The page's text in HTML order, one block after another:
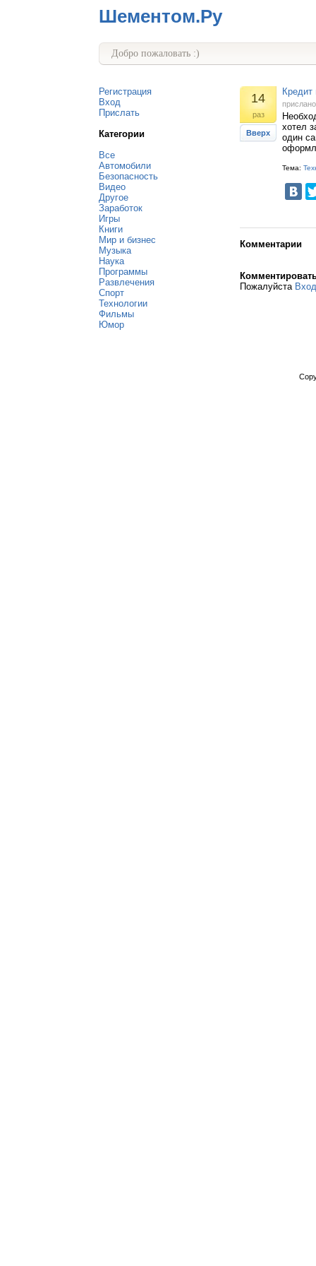
Шементом.Ру
Добро пожаловать :)
Регистрация
Вход
Прислать
Категории
Все
Автомобили
Безопасность
Видео
Другое
Заработок
Игры
Книги
Мир и бизнес
Музыка
Наука
Программы
Развлечения
Спорт
Технологии
Фильмы
Юмор
14
раз
Вверх
Кредит
хотел
один
Тема:
Комментарии
Пожалуйста Вход